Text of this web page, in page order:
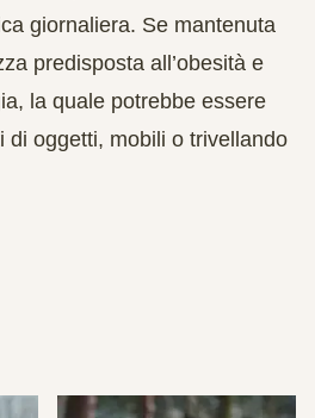
giornaliera. Se mantenuta
predisposta all’obesità e
la quale potrebbe essere
di oggetti, mobili o trivellando